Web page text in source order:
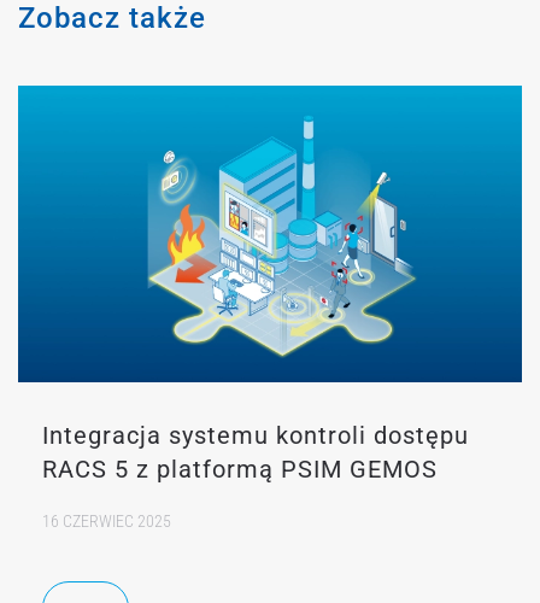
Zobacz także
Integracja systemu kontroli dostępu
RACS 5 z platformą PSIM GEMOS
16 CZERWIEC 2025